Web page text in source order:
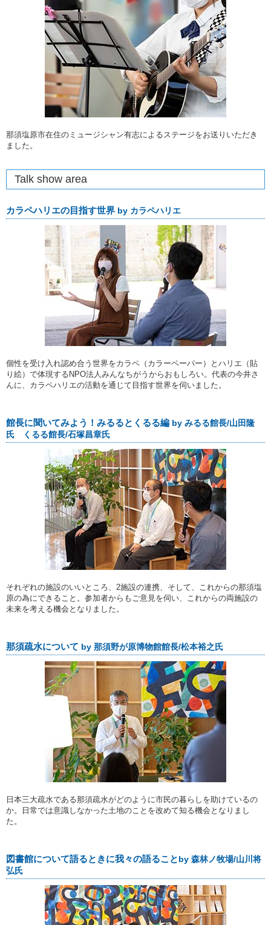
那須塩原市在住のミュージシャン有志によるステージをお送りいただき
ました。
Talk show area
カラペハリエの目指す世界 by カラペハリエ
個性を受け入れ認め合う世界をカラペ（カラーペーパー）とハリエ（貼
り絵）で体現するNPO法人みんなちがうからおもしろい。代表の今井さ
んに、カラペハリエの活動を通じて目指す世界を伺いました。
館長に聞いてみよう！みるるとくるる編 by みるる館長/山田隆
氏 くるる館長/石塚昌章氏
それぞれの施設のいいところ、2施設の連携、そして、これからの那須塩
原の為にできること。参加者からもご意見を伺い、これからの両施設の
未来を考える機会となりました。
那須疏水について by 那須野が原博物館館長/松本裕之氏
日本三大疏水である那須疏水がどのように市民の暮らしを助けているの
か。日常では意識しなかった土地のことを改めて知る機会となりまし
た。
図書館について語るときに我々の語ることby 森林ノ牧場/山川将
弘氏